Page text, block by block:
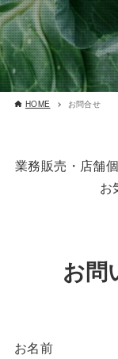
HOME お問合せ
業務販売・店舗
お
お問
お名前